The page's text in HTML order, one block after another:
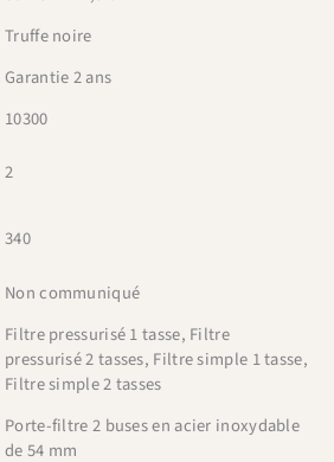
Truffe noire
Garantie 2 ans
10300
2
340
Non communiqué
Filtre pressurisé 1 tasse, Filtre
pressurisé 2 tasses, Filtre simple 1 tasse,
Filtre simple 2 tasses
Porte-filtre 2 buses en acier inoxydable
de 54 mm